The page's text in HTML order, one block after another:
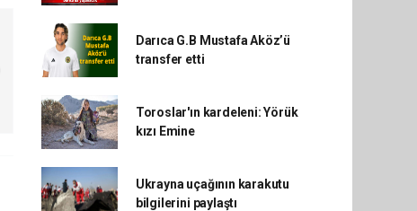
Darıca G.B Mustafa Aköz’ü
transfer etti
Toroslar'ın kardeleni: Yörük
kızı Emine
Ukrayna uçağının karakutu
bilgilerini paylaştı